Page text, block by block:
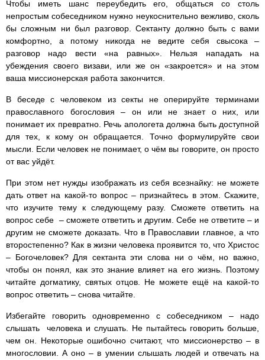
Чтобы иметь шанс переубедить его, общаться со столь
непростым собеседником нужно неукоснительно вежливо, сколь
бы сложным ни был разговор. Сектанту должно быть с вами
комфортно, а потому никогда не ведите себя свысока –
разговор надо вести «на равных». Нельзя нападать на
убеждения своего визави, или же он «закроется» и на этом
ваша миссионерская работа закончится.
В беседе с человеком из секты не оперируйте терминами
православного богословия – он или не знает о них, или
понимает их превратно. Речь апологета должна быть доступной
для тех, к кому он обращается. Точно формулируйте свои
мысли. Если человек не понимает, о чём вы говорите, он просто
от вас уйдёт.
При этом нет нужды изображать из себя всезнайку: не можете
дать ответ на какой-то вопрос – признайтесь в этом. Скажите,
что изучите тему к следующему разу. Сможете ответить на
вопрос себе – сможете ответить и другим. Себе не ответите – и
другим не сможете доказать. Что в Православии главное, а что
второстепенно? Как в жизни человека проявится то, что Христос
– Богочеловек? Для сектанта эти слова ни о чём, но важно,
чтобы он понял, как это знание влияет на его жизнь. Поэтому
читайте догматику, святых отцов. Не можете ещё на какой-то
вопрос ответить – снова читайте.
Избегайте говорить одновременно с собеседником – надо
слышать человека и слушать. Не пытайтесь говорить больше,
чем он. Некоторые ошибочно считают, что миссионерство – в
многословии. А оно – в умении слышать людей и отвечать на